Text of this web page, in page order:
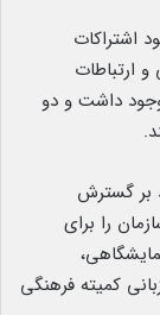
اشتراکات
ارتباطات
داشت و دو
بر گسترش
را برای
کمیته فرهنگی